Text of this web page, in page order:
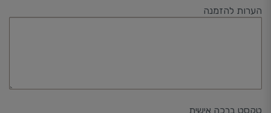
הערות להזמנה
טקסט ברכה אישית